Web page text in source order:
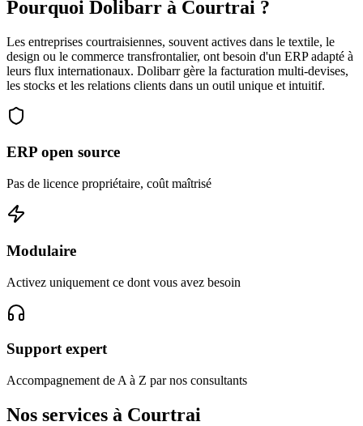
Pourquoi Dolibarr à Courtrai ?
Les entreprises courtraisiennes, souvent actives dans le textile, le
design ou le commerce transfrontalier, ont besoin d'un ERP adapté à
leurs flux internationaux. Dolibarr gère la facturation multi-devises,
les stocks et les relations clients dans un outil unique et intuitif.
ERP open source
Pas de licence propriétaire, coût maîtrisé
Modulaire
Activez uniquement ce dont vous avez besoin
Support expert
Accompagnement de A à Z par nos consultants
Nos services à Courtrai